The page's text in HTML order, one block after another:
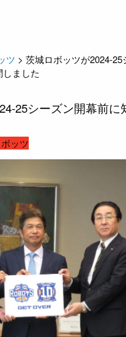
ツ >茨城ロボッツが2024-25
ました
25シーズン開幕前に
ッツ